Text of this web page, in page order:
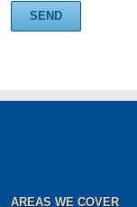
AREAS WE COVER